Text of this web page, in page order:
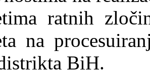
ratnih
na
BiH.